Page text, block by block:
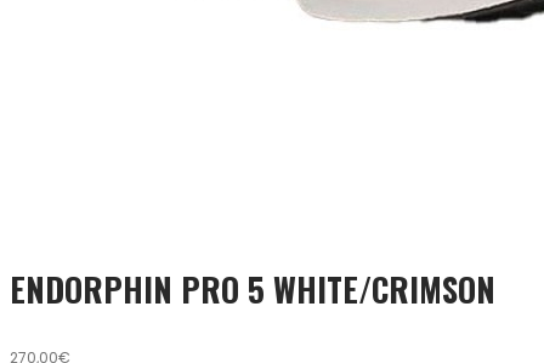
ENDORPHIN PRO 5 WHITE/CRIMSON
270,00€